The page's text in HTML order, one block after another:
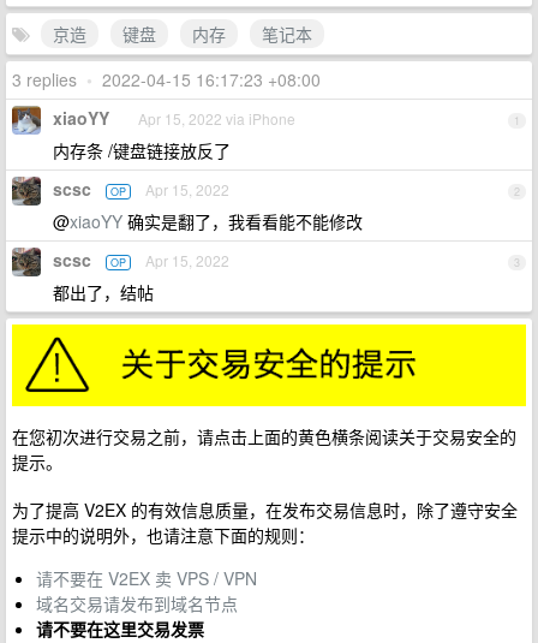
京造
键盘 内存
笔记本
3 replies • 2022-04-15 16:17:23 +08:00
1
xiaoYY Apr 15, 2022 via iPhone
内存条 /键盘链接放反了
2
scsc OP Apr 15, 2022
@xiaoYY 确实是翻了，我看看能不能修改
3
scsc OP Apr 15, 2022
都出了，结帖
在您初次进行交易之前，请点击上面的黄色横条阅读关于交易安全的
提示。
为了提高 V2EX 的有效信息质量，在发布交易信息时，除了遵守安全
提示中的说明外，也请注意下面的规则：
请不要在 V2EX 卖 VPS / VPN
域名交易请发布到域名节点
请不要在这里交易发票